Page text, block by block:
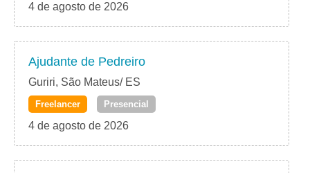
4 de agosto de 2026
Ajudante de Pedreiro
Guriri, São Mateus/ ES
Freelancer Presencial
4 de agosto de 2026